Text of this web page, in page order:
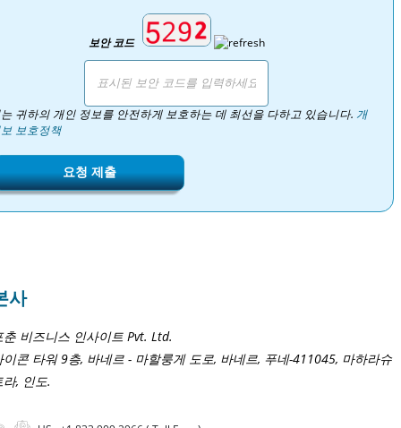
보안 코드
귀하의 개인 정보를 안전하게 보호하는 데 최선을 다하고 있습니다. 개
보호정책
요청 제출
사
춘 비즈니스 인사이트 Pvt. Ltd.
이콘 타워 9층, 바네르 - 마할룽게 도로, 바네르, 푸네-411045, 마하라슈
라, 인도.